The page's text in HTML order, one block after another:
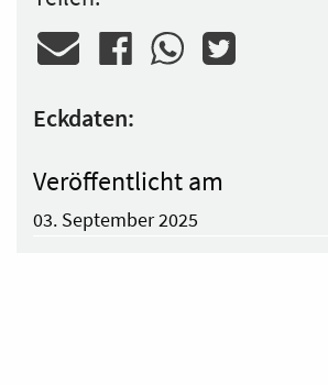
Eckdaten:
Veröffentlicht am
03. September 2025